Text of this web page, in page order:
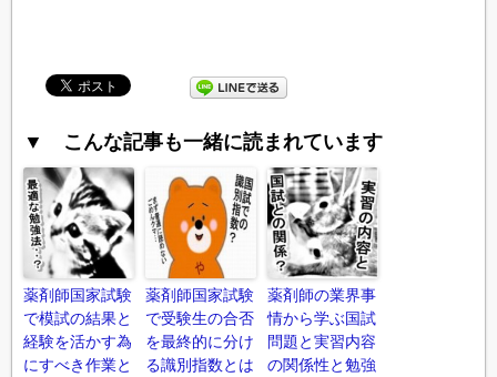
▼ こんな記事も一緒に読まれています
薬剤師国家試験
で模試の結果と
経験を活かす為
にすべき作業と
薬剤師国家試験
で受験生の合否
を最終的に分け
る識別指数とは
薬剤師の業界事
情から学ぶ国試
問題と実習内容
の関係性と勉強